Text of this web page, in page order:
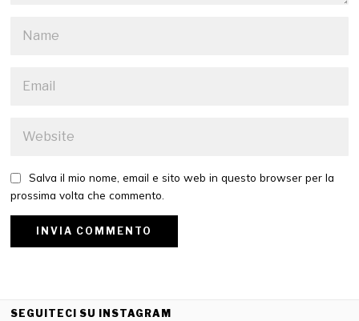
Salva il mio nome, email e sito web in questo browser per la
prossima volta che commento.
SEGUITECI SU INSTAGRAM